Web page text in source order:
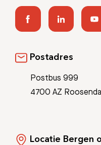
Postadres
Postbus 999
4700 AZ
Locatie Bergen